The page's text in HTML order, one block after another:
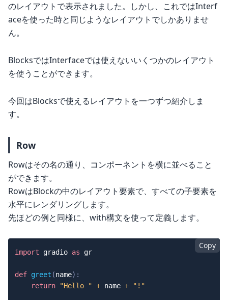
のレイアウトで表示されました。しかし、これではInterf
aceを使った時と同じようなレイアウトでしかありませ
ん。
BlocksではInterfaceでは使えないいくつかのレイアウト
を使うことができます。
今回はBlocksで使えるレイアウトを一つずつ紹介しま
す。
Row
Rowはその名の通り、コンポーネントを横に並べること
ができます。
RowはBlockの中のレイアウト要素で、すべての子要素を
水平にレンダリングします。
先ほどの例と同様に、with構文を使って定義します。
Copy
import gradio as gr
def greet (name) :
return
"Hello " + name + "!"